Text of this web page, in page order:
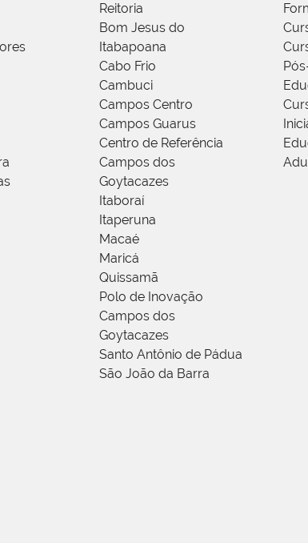
Reitoria
Bom Jesus do
Itabapoana
Cabo Frio
Cambuci
Campos Centro
Campos Guarus
Centro de Referência
Campos dos
Goytacazes
Itaboraí
Itaperuna
Macaé
Maricá
Quissamã
Polo de Inovação
Campos dos
Goytacazes
Santo Antônio de Pádua
São João da Barra